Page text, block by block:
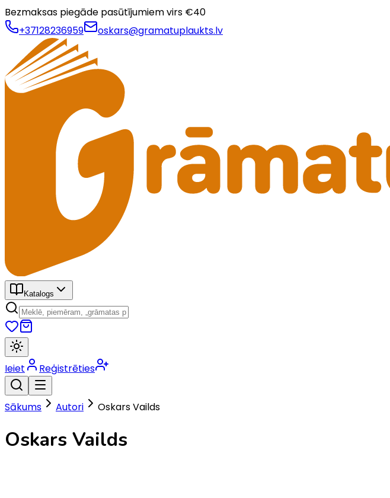
Bezmaksas piegāde pasūtījumiem virs €40
+37128236959
oskars@gramatuplaukts.lv
Katalogs
Ieiet Reģistrēties
Sākums Autori Oskars Vailds
Oskars Vailds